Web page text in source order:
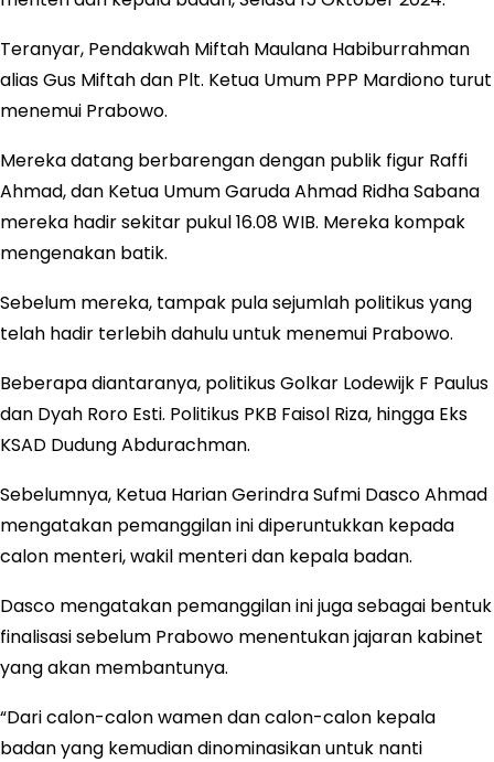
Teranyar, Pendakwah Miftah Maulana Habiburrahman
alias Gus Miftah dan Plt. Ketua Umum PPP Mardiono turut
menemui Prabowo.
Mereka datang berbarengan dengan publik figur Raffi
Ahmad, dan Ketua Umum Garuda Ahmad Ridha Sabana
mereka hadir sekitar pukul 16.08 WIB. Mereka kompak
mengenakan batik.
Sebelum mereka, tampak pula sejumlah politikus yang
telah hadir terlebih dahulu untuk menemui Prabowo.
Beberapa diantaranya, politikus Golkar Lodewijk F Paulus
dan Dyah Roro Esti. Politikus PKB Faisol Riza, hingga Eks
KSAD Dudung Abdurachman.
Sebelumnya, Ketua Harian Gerindra Sufmi Dasco Ahmad
mengatakan pemanggilan ini diperuntukkan kepada
calon menteri, wakil menteri dan kepala badan.
Dasco mengatakan pemanggilan ini juga sebagai bentuk
finalisasi sebelum Prabowo menentukan jajaran kabinet
yang akan membantunya.
“Dari calon-calon wamen dan calon-calon kepala
badan yang kemudian dinominasikan untuk nanti